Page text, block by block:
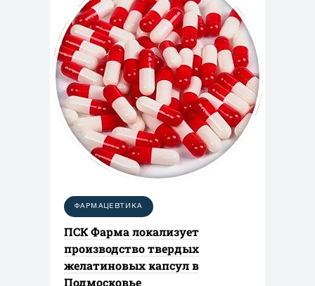
ФАРМАЦЕВТИКА
ПСК Фарма локализует
производство твердых
желатиновых капсул в
Подмосковье